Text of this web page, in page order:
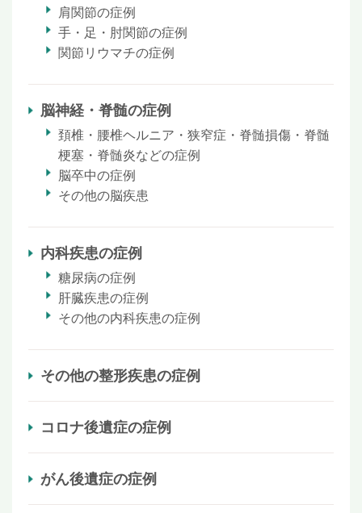
肩関節の症例
手・足・肘関節の症例
関節リウマチの症例
脳神経・脊髄の症例
頚椎・腰椎ヘルニア・狭窄症・脊髄損傷・脊髄
梗塞・脊髄炎などの症例
脳卒中の症例
その他の脳疾患
内科疾患の症例
糖尿病の症例
肝臓疾患の症例
その他の内科疾患の症例
その他の整形疾患の症例
コロナ後遺症の症例
がん後遺症の症例